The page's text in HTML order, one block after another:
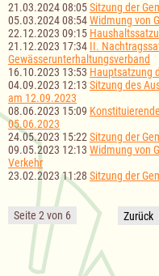
21.03.2024 08:05Sitzung der
05.03.2024 08:54Widmung von
22.12.2023 09:15
21.12.2023 17:34 II.
Gewässerunterhaltungsverband
16.10.2023 13:53 Hauptsatzung
04.09.2023 12:13 Sitzung des
am 12.09.2023
08.06.2023 15:09
05.06.2023
24.05.2023 15:22 Sitzung der
09.05.2023 12:13 Widmung von
Verkehr
23.02.2023 11:28 Sitzung der
Seite 2 von 6 Zurück